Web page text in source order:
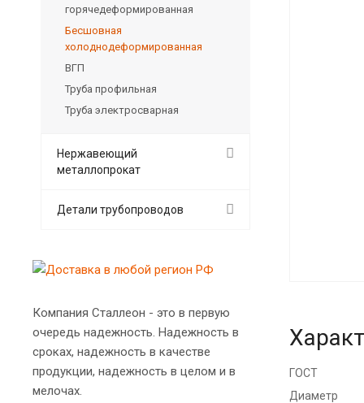
ГОСТ
Диаметр
горячедеформированная
Бесшовная
холоднодеформированная
ВГП
Труба профильная
Труба электросварная
Нержавеющий
металлопрокат
Детали трубопроводов
Компания Сталлеон - это в первую
очередь надежность. Надежность в
сроках, надежность в качестве
продукции, надежность в целом и в
мелочах.